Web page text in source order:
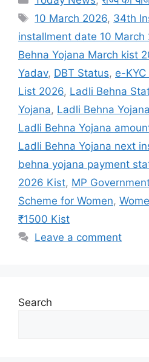
Tags
10 March 2026, 34th
installment date 10 March
Behna Yojana March kist
Yadav, DBT Status, e-
List 2026, Ladli Behna
Yojana, Ladli Behna
Ladli Behna Yojana
Ladli Behna Yojana next
behna yojana payment
2026 Kist, MP
Scheme for Women,
₹1500 Kist
Leave a comment
Search